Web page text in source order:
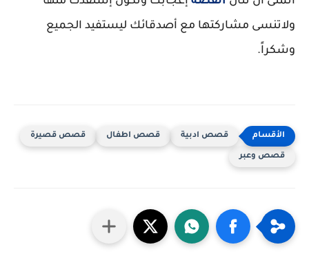
ولاتنسى مشاركتها مع أصدقائك ليستفيد الجميع
وشكراً.
قصص ادبية قصص اطفال قصص قصيرة
قصص وعبر